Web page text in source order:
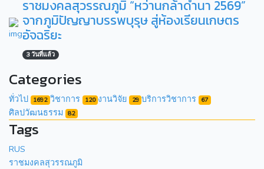
ราชมงคลสุวรรณภูมิ “หว่านกล้าดำนา 2569”
จากภูมิปัญญาบรรพบุรุษ สู่ห้องเรียนเกษตร
อัจฉริยะ
3 วันที่แล้ว
Categories
ทั่วไป 1692 วิชาการ 120 งานวิจัย 29 บริการวิชาการ 67
ศิลปวัฒนธรรม 82
Tags
RUS
ราชมงคลสุวรรณภูมิ